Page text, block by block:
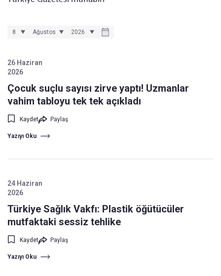
26 Haziran
2026
Çocuk suçlu sayısı zirve yaptı! Uzmanlar
vahim tabloyu tek tek açıkladı
Kaydet Paylaş
Yazıyı Oku
24 Haziran
2026
Türkiye Sağlık Vakfı: Plastik öğütücüler
mutfaktaki sessiz tehlike
Kaydet Paylaş
Yazıyı Oku